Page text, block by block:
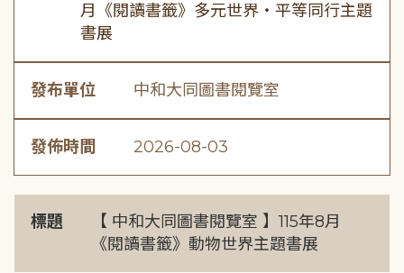
月《閱讀書籤》多元世界・平等同行主題
書展
發布單位 中和大同圖書閱覽室
發佈時間 2026-08-03
標題
【 中和大同圖書閱覽室 】115年8月
《閱讀書籤》動物世界主題書展